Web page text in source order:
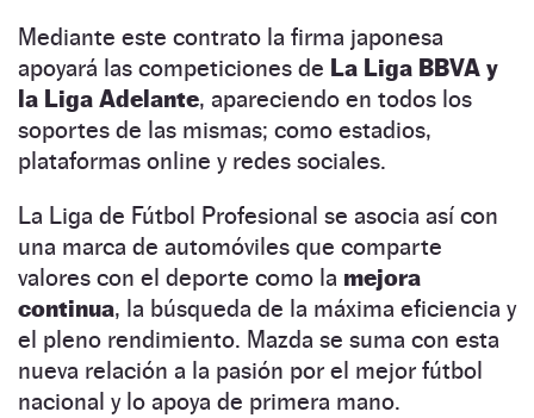
Mediante este contrato la firma japonesa
apoyará las competiciones de La Liga BBVA y
la Liga Adelante, apareciendo en todos los
soportes de las mismas; como estadios,
plataformas online y redes sociales.
La Liga de Fútbol Profesional se asocia así con
una marca de automóviles que comparte
valores con el deporte como la mejora
continua, la búsqueda de la máxima eficiencia y
el pleno rendimiento. Mazda se suma con esta
nueva relación a la pasión por el mejor fútbol
nacional y lo apoya de primera mano.